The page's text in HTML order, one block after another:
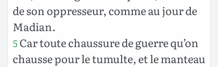
de son oppresseur, comme au jour de
Madian.
5Car toute chaussure de guerre qu’on
chausse pour le tumulte, et le manteau